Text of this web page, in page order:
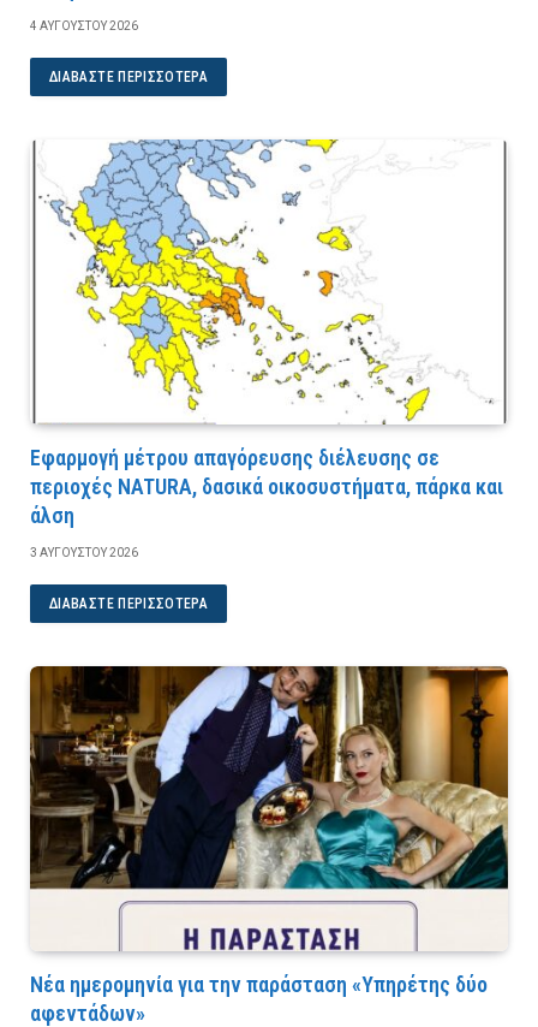
4 ΑΥΓΟΎΣΤΟΥ 2026
ΔΙΑΒΆΣΤΕ ΠΕΡΙΣΣΌΤΕΡΑ
Εφαρμογή μέτρου απαγόρευσης διέλευσης σε
περιοχές NATURA, δασικά οικοσυστήματα, πάρκα και
άλση
3 ΑΥΓΟΎΣΤΟΥ 2026
ΔΙΑΒΆΣΤΕ ΠΕΡΙΣΣΌΤΕΡΑ
Νέα ημερομηνία για την παράσταση «Υπηρέτης δύο
αφεντάδων»